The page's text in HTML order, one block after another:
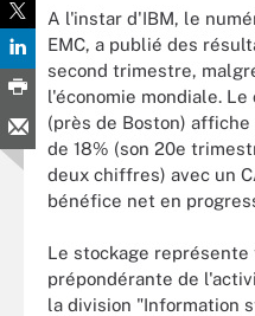
A l'instar d'IBM, le
EMC, a publié des
second trimestre,
l'économie mondiale.
(près de Boston)
de 18% (son 20e
deux chiffres) avec un
bénéfice net en
Le stockage représente
prépondérante de
la division "Information